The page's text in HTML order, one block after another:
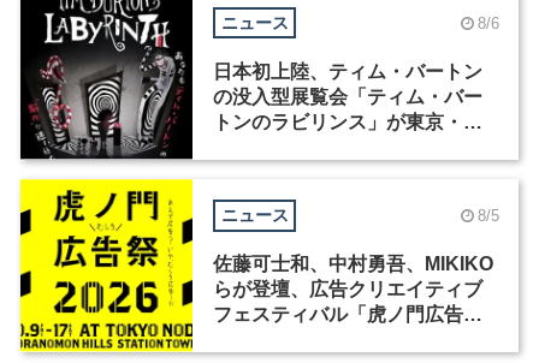
ニュース 8/6
日本初上陸、ティム・バートン
の没入型展覧会「ティム・バー
トンのラビリンス」が東京・豊
ニュース 8/5
佐藤可士和、中村勇吾、MIKIKO
らが登壇、広告クリエイティブ
フェスティバル「虎ノ門広告